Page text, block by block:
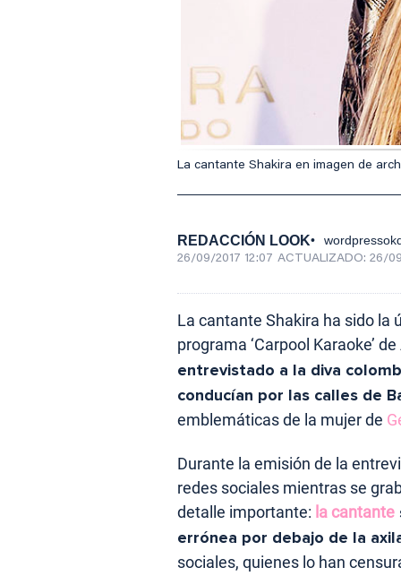
La cantante Shakira en imagen de
REDACCIÓN LOOK
26/09/2017 12:07 ACTUALIZADO: 26/
La cantante Shakira ha sido
programa ‘Carpool Karaoke’
entrevistado a la diva
conducían por las calles de
emblemáticas de la mujer de
Durante la emisión de la
redes sociales mientras se
detalle importante: la cantante
errónea por debajo de la
sociales, quienes lo han